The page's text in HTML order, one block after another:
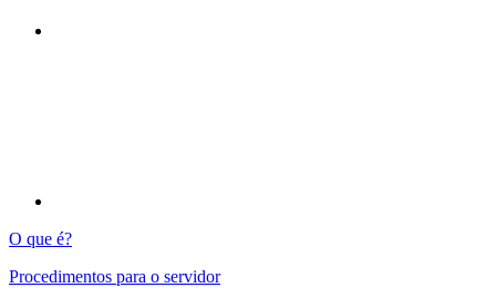
O que é?
Procedimentos para o servidor